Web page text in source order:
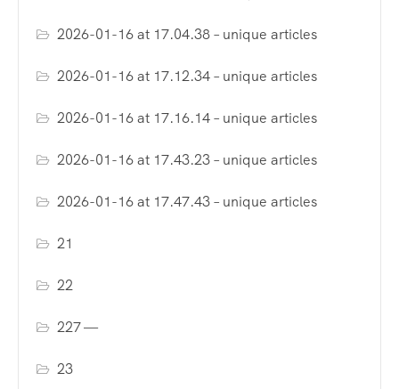
2026-01-16 at 17.04.38 – unique articles
2026-01-16 at 17.12.34 – unique articles
2026-01-16 at 17.16.14 – unique articles
2026-01-16 at 17.43.23 – unique articles
2026-01-16 at 17.47.43 – unique articles
21
22
227 —
23